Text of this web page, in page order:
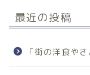
最近の投稿
「街の洋食や